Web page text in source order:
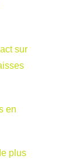
sur
en
plus